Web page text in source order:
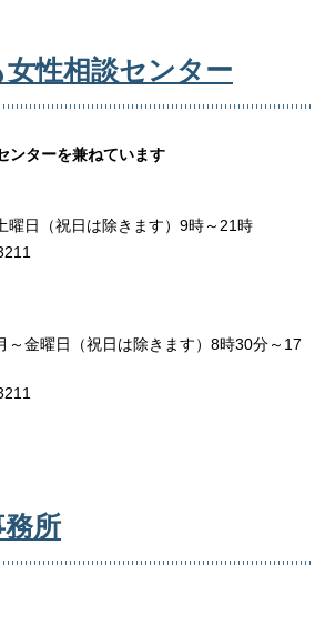
性相談センター
ンターを兼ねています
曜日（祝日は除きます）9時～21時
～金曜日（祝日は除きます）8時30分～17
所